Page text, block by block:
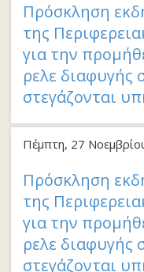
Πρόσκληση
της
για την
ρελε διαφυγής
στεγάζονται
Πέμπτη, 27
Πρόσκληση
της
για την
ρελε διαφυγής
στεγάζονται